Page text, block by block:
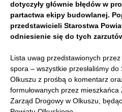
dotyczyły głównie błędów w
partactwa ekipy budowlanej.
przedstawicieli Starostwa
odniesienie się do tych
Lista uwag przedstawionych
spora – wszystkie przesłaliśmy
Olkuszu z prośbą o komentarz
formułowanych przez
Zarząd Drogowy w Olkuszu,